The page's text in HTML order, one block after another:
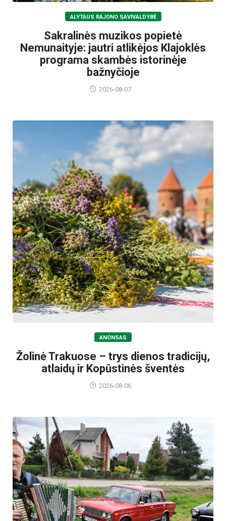
ALYTAUS RAJONO SAVIVALDYBĖ
Sakralinės muzikos popietė
Nemunaityje: jautri atlikėjos Klajoklės
programa skambės istorinėje
bažnyčioje
2026-08-07
ANONSAS
Žolinė Trakuose – trys dienos tradicijų,
atlaidų ir Kopūstinės šventės
2026-08-06